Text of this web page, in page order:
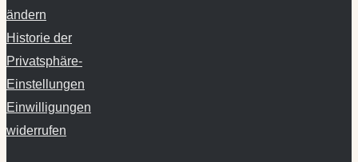
ändern
Historie der
Privatsphäre-
Einstellungen
Einwilligungen
widerrufen